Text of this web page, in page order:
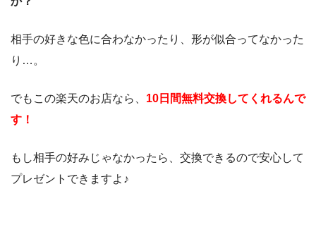
相手の好きな色に合わなかったり、形が似合ってなかった
り…。
でもこの楽天のお店なら、 10日間無料交換してくれるんで
す！
もし相手の好みじゃなかったら、交換できるので安心して
プレゼントできますよ♪